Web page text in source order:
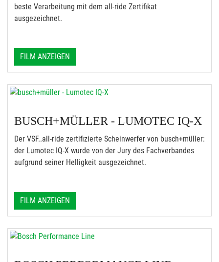
beste Verarbeitung mit dem all-ride Zertifikat
ausgezeichnet.
FILM ANZEIGEN
BUSCH+MÜLLER - LUMOTEC IQ-X
Der VSF..all-ride zertifizierte Scheinwerfer von busch+müller:
der Lumotec IQ-X wurde von der Jury des Fachverbandes
aufgrund seiner Helligkeit ausgezeichnet.
FILM ANZEIGEN